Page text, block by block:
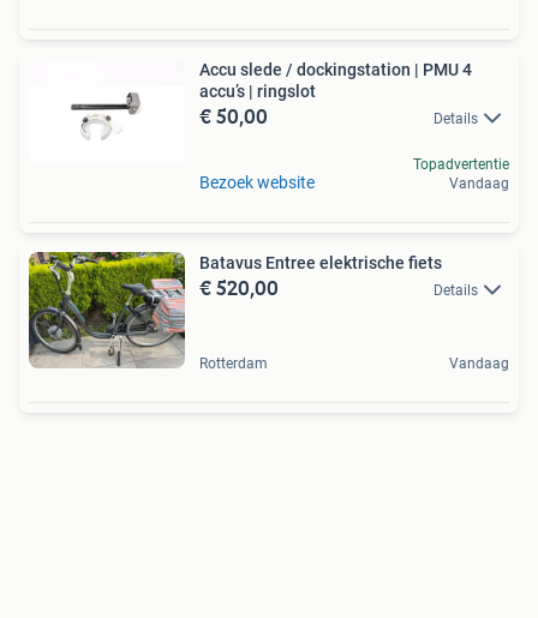
Accu slede / dockingstation | PMU 4
accu’s | ringslot
€ 50,00 Details
Bezoek website
Topadvertentie
Vandaag
Batavus Entree elektrische fiets
€ 520,00 Details
Rotterdam Vandaag